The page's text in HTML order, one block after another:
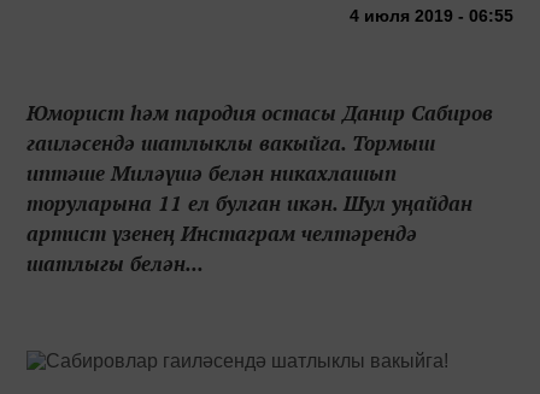
4 июля 2019 - 06:55
Юморист һәм пародия остасы Данир Сабиров
гаиләсендә шатлыклы вакыйга. Тормыш
иптәше Миләүшә белән никахлашып
торуларына 11 ел булган икән. Шул уңайдан
артист үзенең Инстаграм челтәрендә
шатлыгы белән...